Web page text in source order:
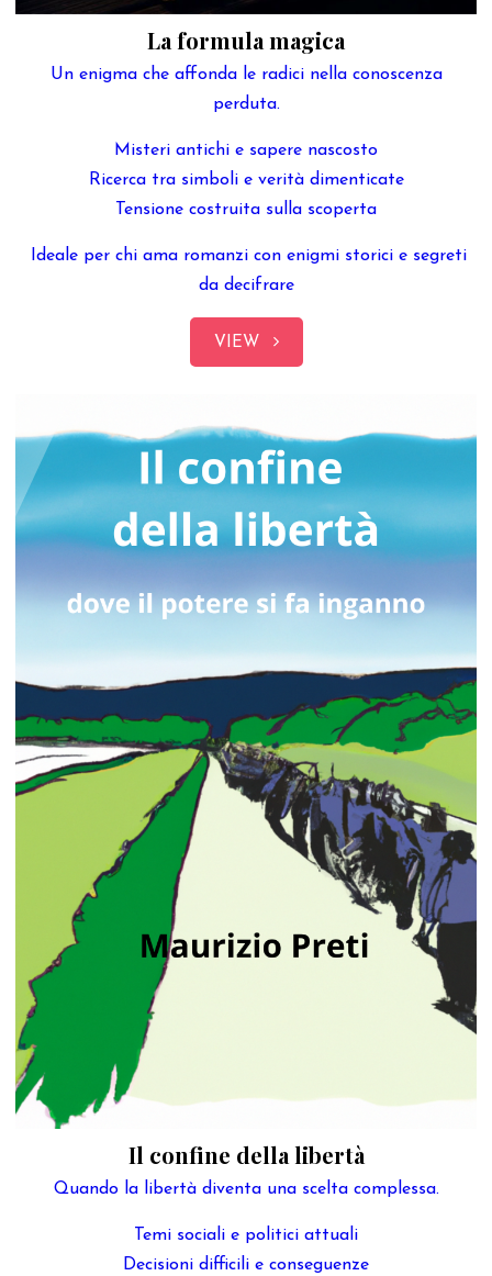
La formula magica
Un enigma che affonda le radici nella conoscenza
perduta.
Misteri antichi e sapere nascosto
Ricerca tra simboli e verità dimenticate
Tensione costruita sulla scoperta
Ideale per chi ama romanzi con enigmi storici e segreti
da decifrare
VIEW
Il confine della libertà
Quando la libertà diventa una scelta complessa.
Temi sociali e politici attuali
Decisioni difficili e conseguenze